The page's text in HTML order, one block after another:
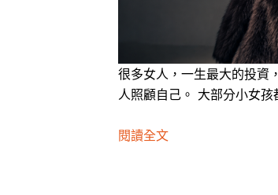
很多女人，一生最大的投資
人照顧自己。 大部分小女
閱讀全文